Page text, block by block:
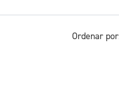
Ordenar por